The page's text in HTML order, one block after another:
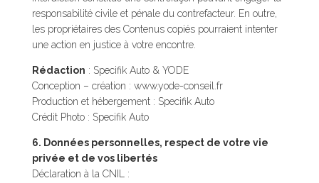
responsabilité civile et pénale du contrefacteur. En outre,
les propriétaires des Contenus copiés pourraient intenter
une action en justice à votre encontre.
Rédaction : Specifik Auto & YODE
Conception – création : www.yode-conseil.fr
Production et hébergement : Specifik Auto
Crédit Photo : Specifik Auto
6. Données personnelles, respect de votre vie
privée et de vos libertés
Déclaration à la CNIL :